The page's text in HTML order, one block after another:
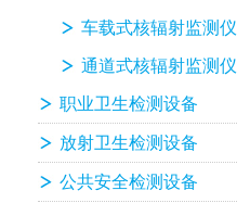
车载式核辐射监测仪
通道式核辐射监测仪
职业卫生检测设备
放射卫生检测设备
公共安全检测设备